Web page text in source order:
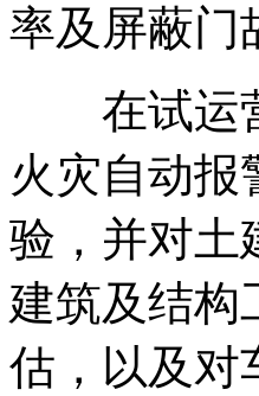
率及屏蔽门
在试运营
火灾自动报
验，并对土
建筑及结构
估，以及对